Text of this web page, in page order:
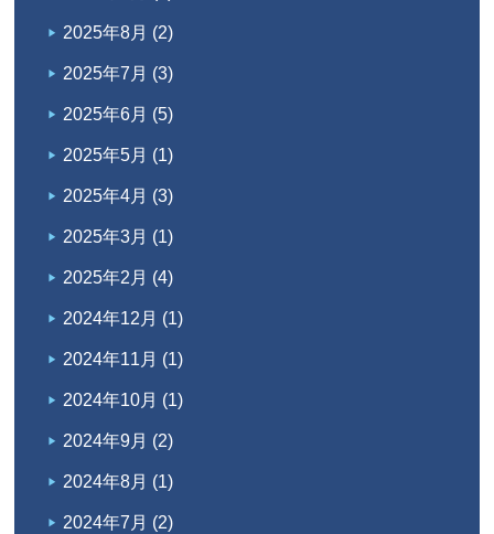
2025年8月 (2)
2025年7月 (3)
2025年6月 (5)
2025年5月 (1)
2025年4月 (3)
2025年3月 (1)
2025年2月 (4)
2024年12月 (1)
2024年11月 (1)
2024年10月 (1)
2024年9月 (2)
2024年8月 (1)
2024年7月 (2)